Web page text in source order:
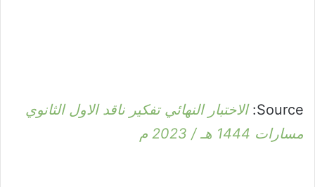
Source: الاختبار النهائي تفكير ناقد الاول الثانوي
مسارات 1444 هـ / 2023 م